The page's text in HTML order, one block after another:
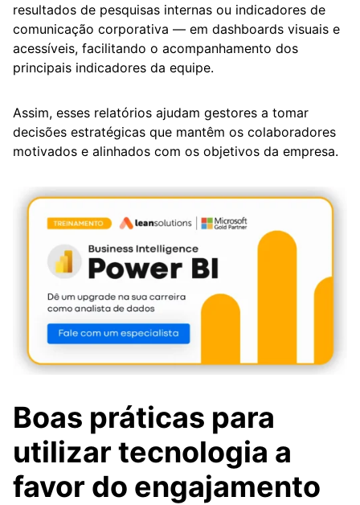
resultados de pesquisas internas ou indicadores de
comunicação corporativa — em dashboards visuais e
acessíveis, facilitando o acompanhamento dos
principais indicadores da equipe.
Assim, esses relatórios ajudam gestores a tomar
decisões estratégicas que mantêm os colaboradores
motivados e alinhados com os objetivos da empresa.
Boas práticas para
utilizar tecnologia a
favor do engajamento